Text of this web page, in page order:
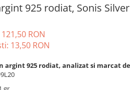
925 rodiat, Sonis Silver
121,50 RON
13,50 RON
argint 925 rodiat, analizat si marcat